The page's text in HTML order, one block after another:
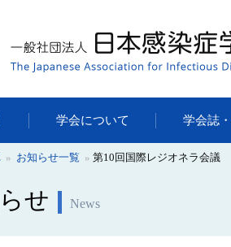
学会について 学会誌
せ News
» お知らせ一覧 » 第10回国際レジオネラ会議